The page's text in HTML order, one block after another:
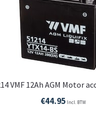
VMF 12Ah AGM Motor
€44.95 Incl. BTW